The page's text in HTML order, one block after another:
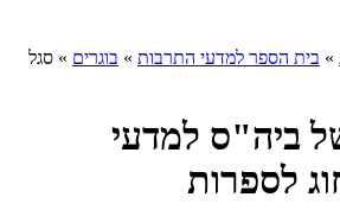
» בית הספר למדעי התרבות » בוגרים » סגל
ביה"ס למדעי
לספרות